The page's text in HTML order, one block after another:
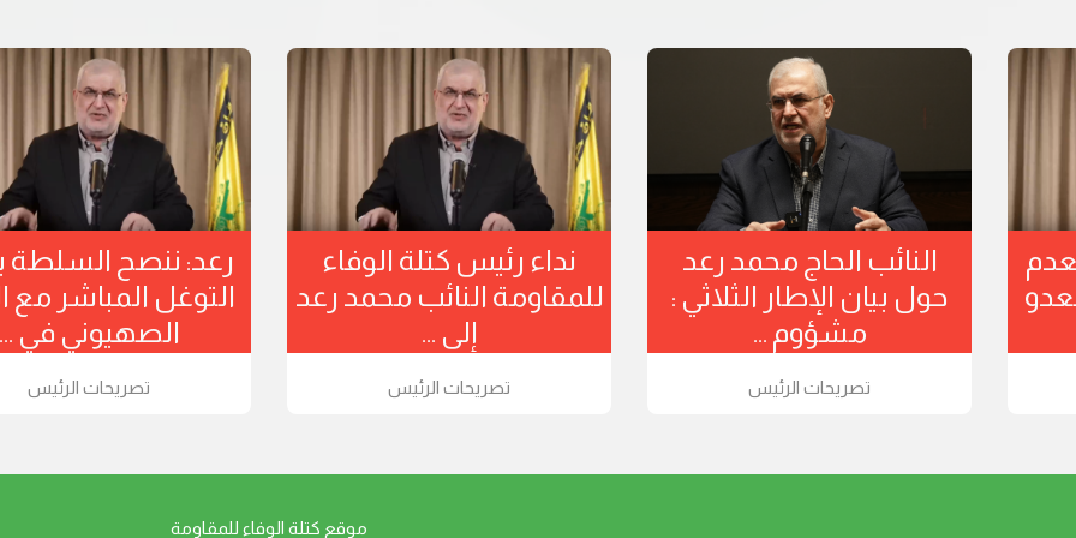
نداء رئيس كتلة الوفاء
للمقاومة النائب محمد
إلى ...
تصريحات الرئيس
النائب الحاج محمد رعد
حول بيان الإطار الثلاثي :
مشؤوم ...
تصريحات الرئيس
رعد: ننصح السلطة بعدم
التوغل المباشر مع العدو
الصهيوني في ...
تصريحات الرئيس
موقع كتلة الوفاء للمقاومة